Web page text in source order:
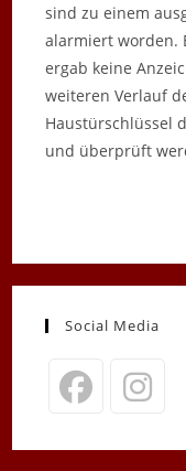
sind zu einem
alarmiert worden.
ergab keine
weiteren Verlauf
Haustürschlüssel
und überprüft
Social Media
in
in